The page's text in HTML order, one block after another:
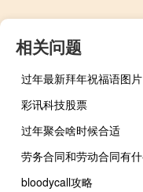
相关问题
过年最新拜年祝福语图片
彩讯科技股票
过年聚会啥时候合适
bloodycall攻略